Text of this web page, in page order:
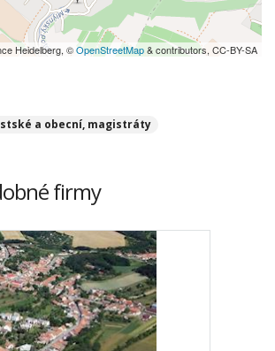
Heidelberg, ©OpenStreetMap& contributors, CC-BY-SA
a obecní, magistráty
firmy